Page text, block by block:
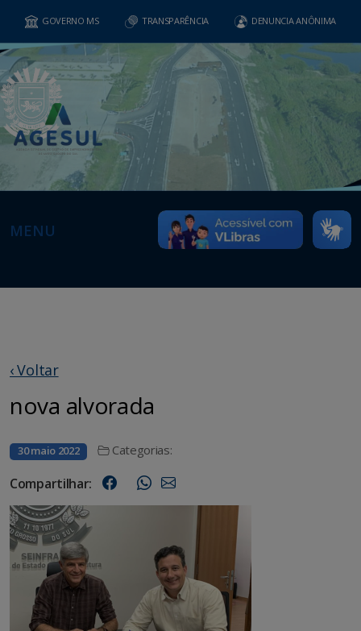
GOVERNO MS TRANSPARÊNCIA DENUNCIA ANÔNIMA
MENU
‹ Voltar
nova alvorada
30 maio 2022 Categorias:
Compartilhar: